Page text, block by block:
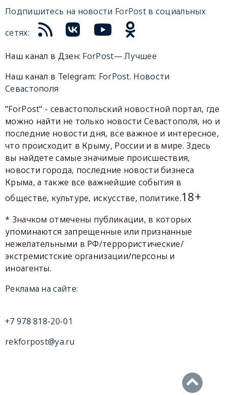
Подпишитесь на новости ForPost в социальных
сетях:
Наш канал в Дзен: ForPost— Лучшее
Наш канал в Telegram: ForPost. Новости
Севастополя
"ForPost" - севастопольский новостной портал, где
можно найти не только новости Севастополя, но и
последние новости дня, все важное и интересное,
что происходит в Крыму, России и в мире. Здесь
вы найдете самые значимые происшествия,
новости города, последние новости бизнеса
Крыма, а также все важнейшие события в
обществе, культуре, искусстве, политике.18+
* Значком отмечены публикации, в которых
упоминаются запрещенные или признанные
нежелательными в РФ/террористические/
экстремистские организации/персоны и
иноагенты.
Реклама на сайте:
+7 978 818-20-01
rekforpost@ya.ru